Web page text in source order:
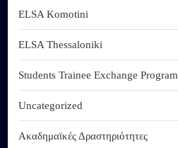
ELSA Komotini
ELSA Thessaloniki
Students Trainee Exchange Program
Uncategorized
Ακαδημαϊκές Δραστηριότητες